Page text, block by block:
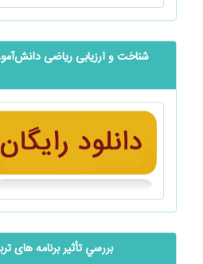
شناخت و ارزیابی ریاضی
بررسي تأثير برنامه ‌‌‌‌‌های